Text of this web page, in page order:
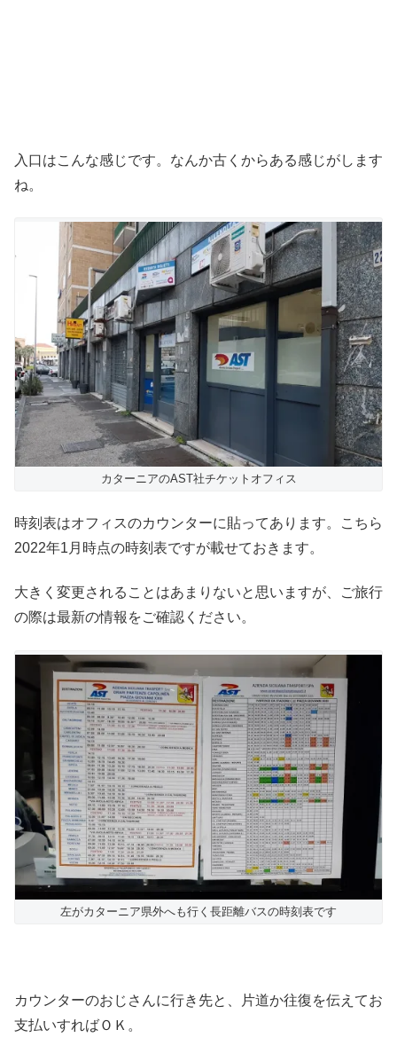
入口はこんな感じです。なんか古くからある感じがします
ね。
カターニアのAST社チケットオフィス
時刻表はオフィスのカウンターに貼ってあります。こちら
2022年1月時点の時刻表ですが載せておきます。
大きく変更されることはあまりないと思いますが、ご旅行
の際は最新の情報をご確認ください。
左がカターニア県外へも行く長距離バスの時刻表です
カウンターのおじさんに行き先と、片道か往復を伝えてお
支払いすればＯＫ。